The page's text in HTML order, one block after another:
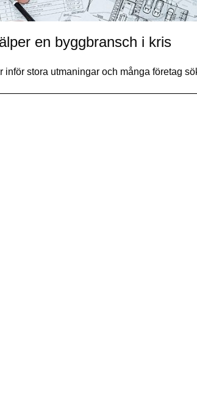
en byggbransch i kris
inför stora utmaningar och många företag